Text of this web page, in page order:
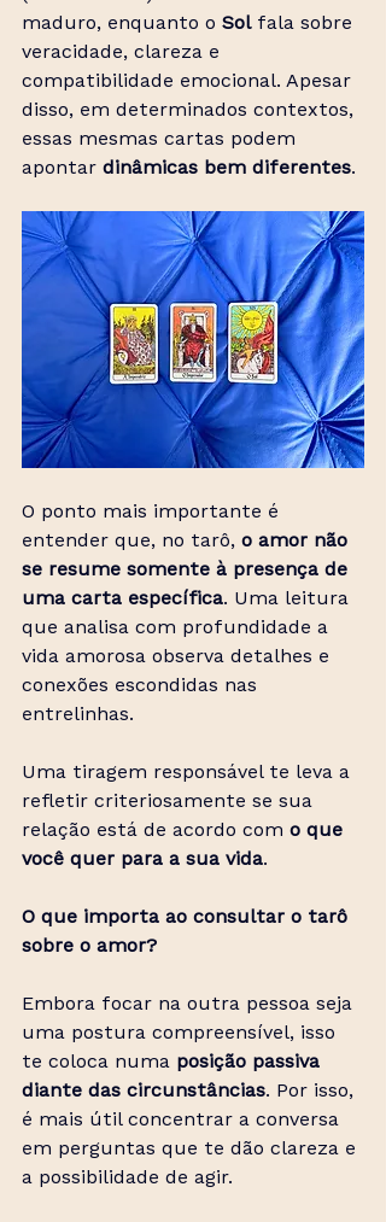
maduro, enquanto o Sol fala sobre
veracidade, clareza e
compatibilidade emocional. Apesar
disso, em determinados contextos,
essas mesmas cartas podem
apontar dinâmicas bem diferentes.
O ponto mais importante é
entender que, no tarô, o amor não
se resume somente à presença de
uma carta específica. Uma leitura
que analisa com profundidade a
vida amorosa observa detalhes e
conexões escondidas nas
entrelinhas.
Uma tiragem responsável te leva a
refletir criteriosamente se sua
relação está de acordo com o que
você quer para a sua vida.
O que importa ao consultar o tarô
sobre o amor?
Embora focar na outra pessoa seja
uma postura compreensível, isso
te coloca numa posição passiva
diante das circunstâncias. Por isso,
é mais útil concentrar a conversa
em perguntas que te dão clareza e
a possibilidade de agir.